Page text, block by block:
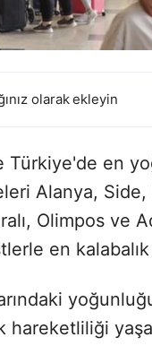
olarak ekleyin
Türkiye'de en
Alanya,
Olimpos ve
en
hareketliliği